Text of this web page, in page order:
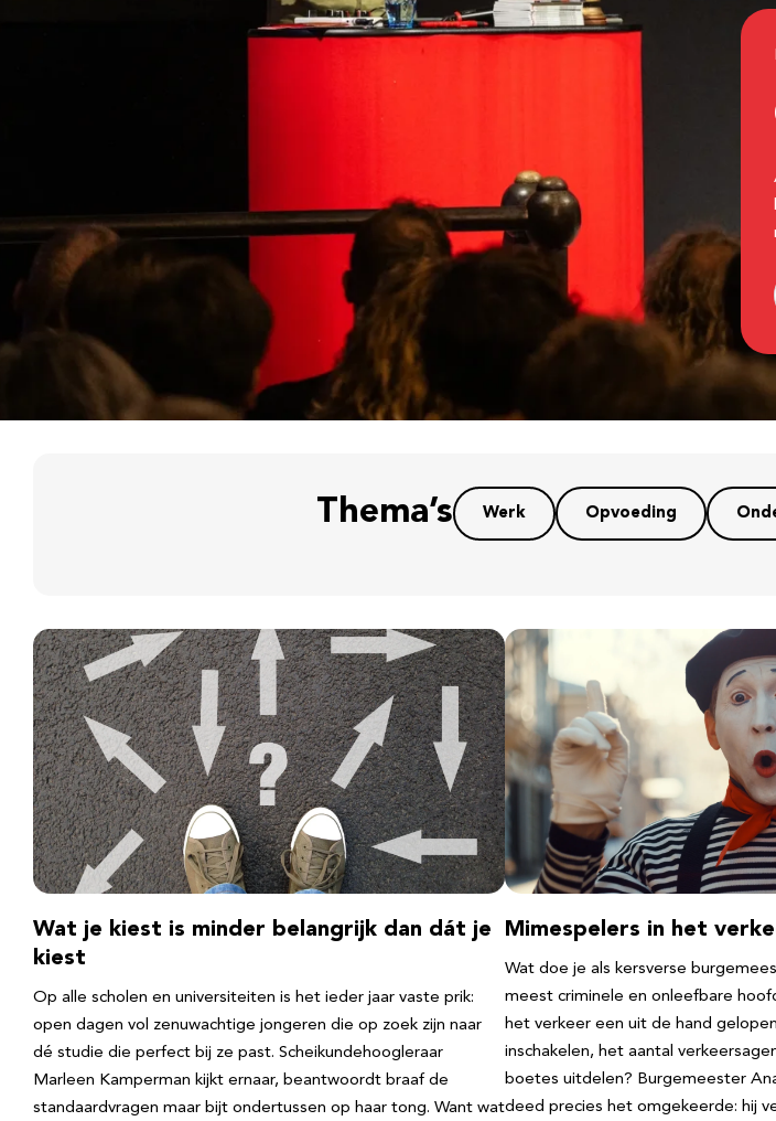
Thema’s Werk Opvoeding
Wat je kiest is minder belangrijk dan dát je
kiest
Op alle scholen en universiteiten is het ieder jaar vaste prik:
open dagen vol zenuwachtige jongeren die op zoek zijn naar
dé studie die perfect bij ze past. Scheikundehoogleraar
Marleen Kamperman kijkt ernaar, beantwoordt braaf de
standaardvragen maar bijt ondertussen op haar tong. Want wat
Mimespelers in het
Wat doe je als kersverse
meest criminele en onleefbare
het verkeer een uit de hand
inschakelen, het aantal
boetes uitdelen? Burgemeester
deed precies het omgekeerde: hij